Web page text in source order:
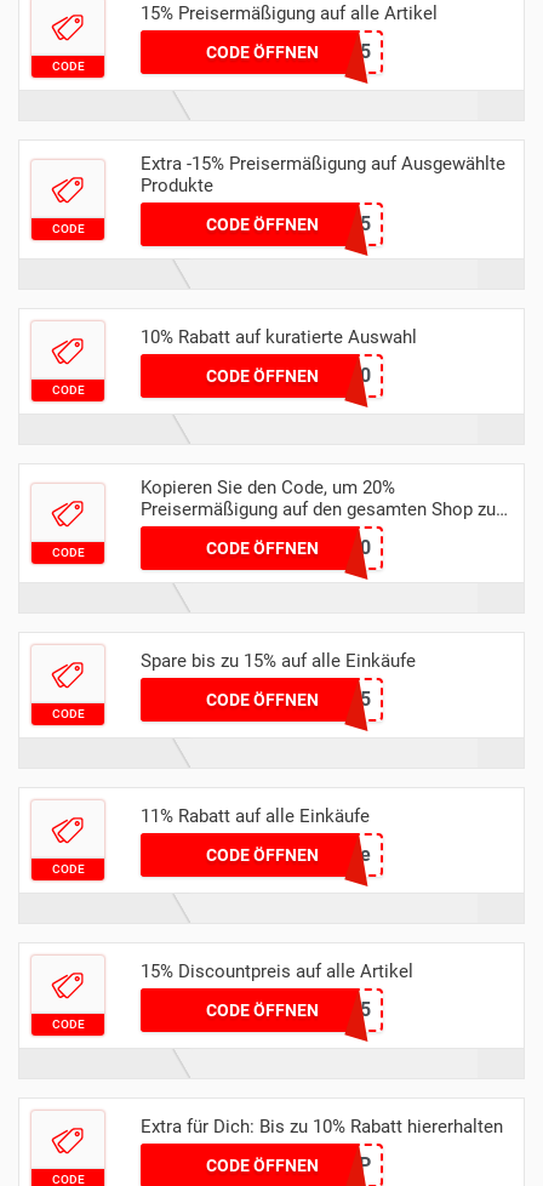
CODE
15% Preisermäßigung auf alle Artikel
CODE ÖFFNENapp15
CODE
Extra -15% Preisermäßigung auf Ausgewählte
Produkte
CODE ÖFFNENNORTH15
CODE
10% Rabatt auf kuratierte Auswahl
CODE ÖFFNENAPP10
CODE
Kopieren Sie den Code, um 20%
Preisermäßigung auf den gesamten Shop zu
greifen
CODE ÖFFNENSAMBA20
CODE
Spare bis zu 15% auf alle Einkäufe
CODE ÖFFNEN
HONEYEENUK15
CODE
11% Rabatt auf alle Einkäufe
CODE ÖFFNEN
toschool11de
CODE
15% Discountpreis auf alle Artikel
CODE ÖFFNENNIKE15
CODE
Extra für Dich: Bis zu 10% Rabatt hiererhalten
CODE ÖFFNEN
COUPFR10FTSHP